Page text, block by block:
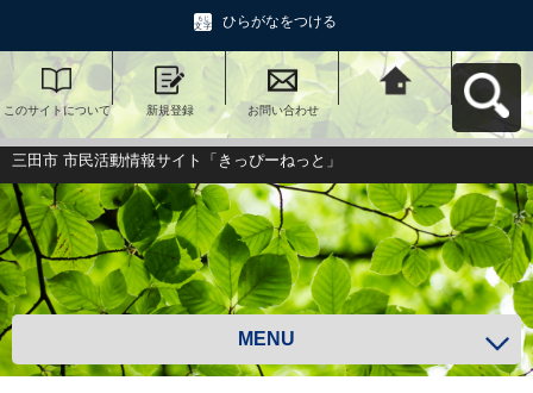
ひらがなをつける
このサイトについて 新規登録 お問い合わせ
三田市 市民活動情報
サイト「きっぴーね
っと」へ戻る
三田市 市民活動情報サイト「きっぴーねっと」
MENU